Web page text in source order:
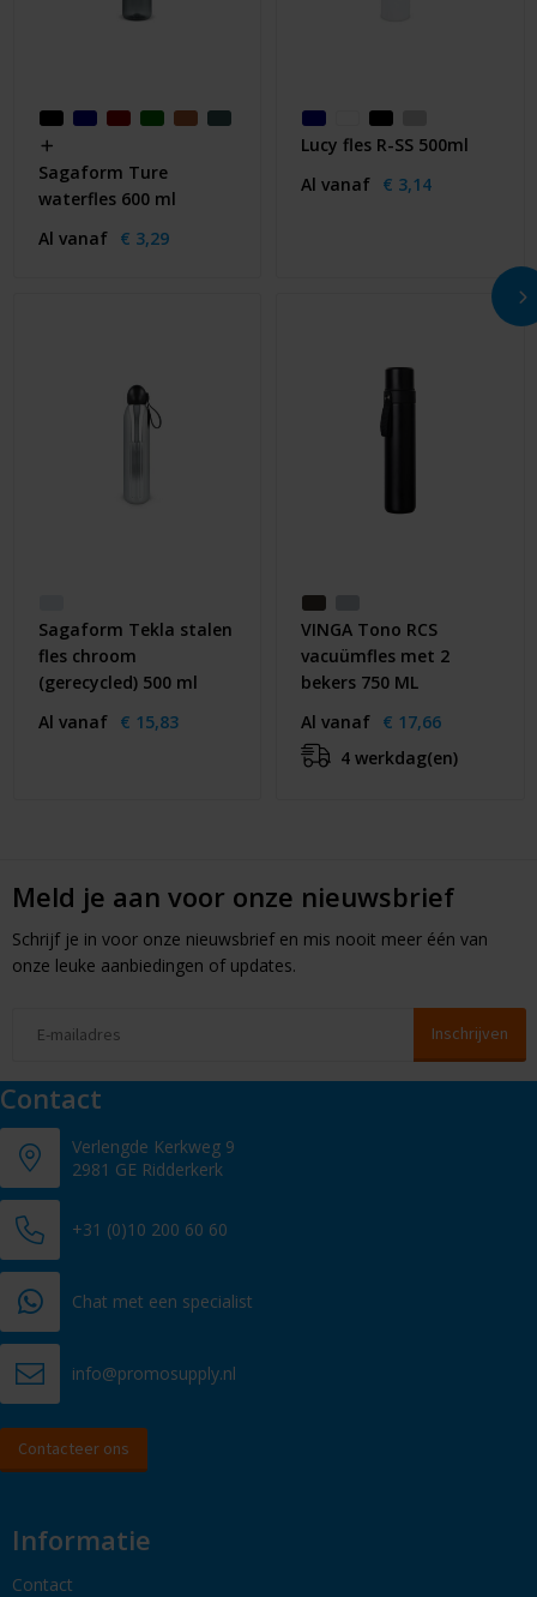
Sagaform Ture
waterfles 600 ml
Al vanaf € 3,29
Lucy fles R-SS 500ml
Al vanaf € 3,14
Sagaform Tekla stalen
fles chroom
(gerecycled) 500 ml
Al vanaf € 15,83
VINGA Tono RCS
vacuümfles met 2
bekers 750 ML
Al vanaf € 17,66
4 werkdag(en)
Meld je aan voor onze nieuwsbrief
Schrijf je in voor onze nieuwsbrief en mis nooit meer één van
onze leuke aanbiedingen of updates.
Contact
Verlengde Kerkweg 9
2981 GE Ridderkerk
+31 (0)10 200 60 60
Chat met een specialist
info@promosupply.nl
Contacteer ons
Informatie
Contact